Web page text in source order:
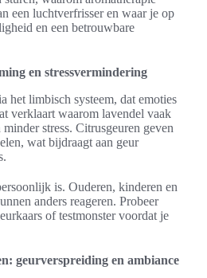
een luchtverfrisser en waar je op
en een betrouwbare
en stressvermindering
het limbisch systeem, dat emoties
verklaart waarom lavendel vaak
stress. Citrusgeuren geven
wat bijdraagt aan geur
is. Ouderen, kinderen en
anders reageren. Probeer
of testmonster voordat je
geurverspreiding en ambiance